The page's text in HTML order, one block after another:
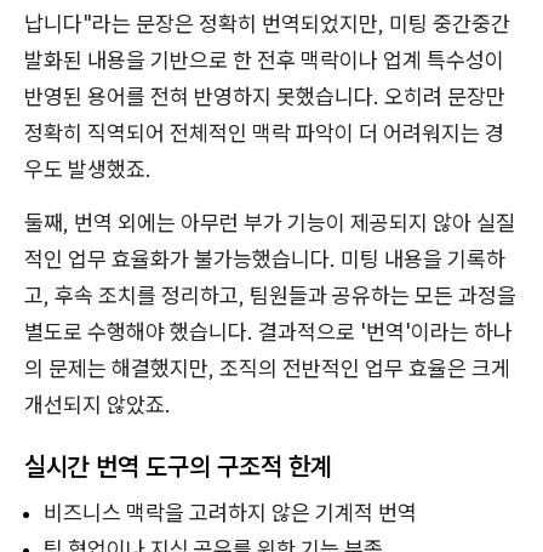
납니다"라는 문장은 정확히 번역되었지만, 미팅 중간중간
발화된 내용을 기반으로 한 전후 맥락이나 업계 특수성이
반영된 용어를 전혀 반영하지 못했습니다. 오히려 문장만
정확히 직역되어 전체적인 맥락 파악이 더 어려워지는 경
우도 발생했죠.
둘째, 번역 외에는 아무런 부가 기능이 제공되지 않아 실질
적인 업무 효율화가 불가능했습니다. 미팅 내용을 기록하
고, 후속 조치를 정리하고, 팀원들과 공유하는 모든 과정을
별도로 수행해야 했습니다. 결과적으로 '번역'이라는 하나
의 문제는 해결했지만, 조직의 전반적인 업무 효율은 크게
개선되지 않았죠.
실시간 번역 도구의 구조적 한계
비즈니스 맥락을 고려하지 않은 기계적 번역